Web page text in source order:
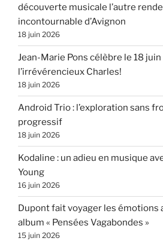
découverte musicale l’autre
incontournable d’Avignon
18 juin 2026
Jean-Marie Pons célèbre le 18 juin
l’irrévérencieux Charles!
18 juin 2026
Android Trio : l’exploration sans
progressif
18 juin 2026
Kodaline : un adieu en musique
Young
16 juin 2026
Dupont fait voyager les émotions
album « Pensées Vagabondes »
15 juin 2026